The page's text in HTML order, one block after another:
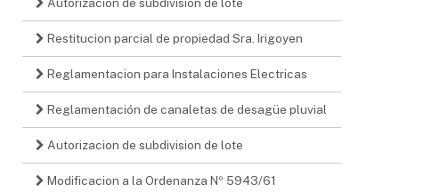
Restitucion parcial de propiedad Sra. Irigoyen
Reglamentacion para Instalaciones Electricas
Reglamentación de canaletas de desagüe pluvial
Autorizacion de subdivision de lote
Modificacion a la Ordenanza Nº 5943/61